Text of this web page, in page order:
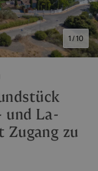
1 / 10
und La-
Zugang zu